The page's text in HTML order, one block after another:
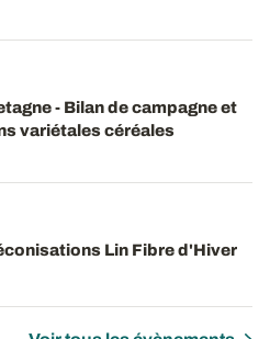
- Bilan de campagne et
variétales céréales
Lin Fibre d'Hiver